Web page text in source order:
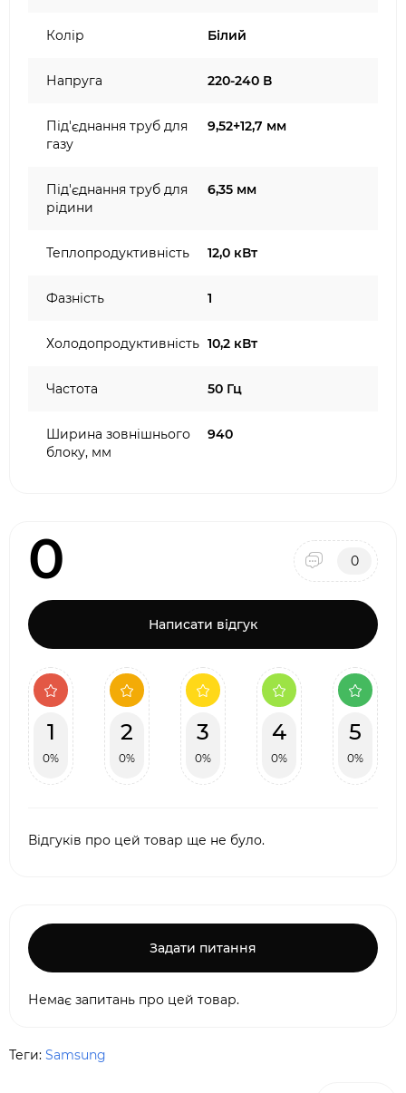
Колір Білий
Напруга 220-240 В
Під'єднання труб для
газу
9,52+12,7 мм
Під'єднання труб для
рідини
6,35 мм
Теплопродуктивність 12,0 кВт
Фазність 1
Холодопродуктивність 10,2 кВт
Частота 50 Гц
Ширина зовнішнього
блоку, мм
940
0 0
Написати відгук
1
0%
2
0%
3
0%
4
0%
5
0%
Відгуків про цей товар ще не було.
Задати питання
Немає запитань про цей товар.
Теги: Samsung